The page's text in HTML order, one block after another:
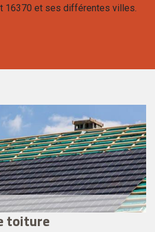
16370 et ses différentes villes.
toiture